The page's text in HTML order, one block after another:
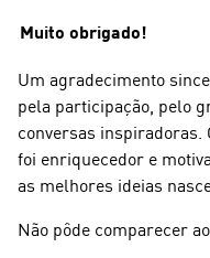
Muito obrigado!
Um agradecimento
pela participação, pelo
conversas inspiradoras.
foi enriquecedor e
as melhores ideias
Não pôde comparecer